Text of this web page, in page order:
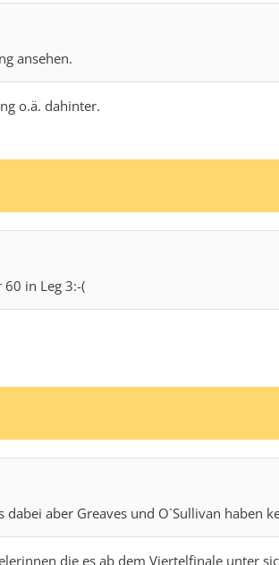
ansehen.
o.ä. dahinter.
in Leg 3:-(
aber Greaves und O`Sullivan haben
die es ab dem Viertelfinale unter